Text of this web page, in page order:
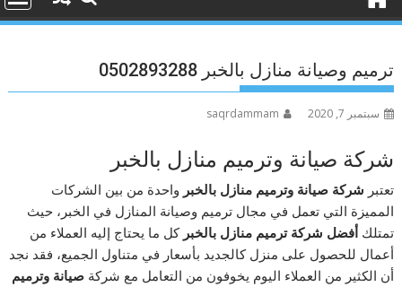
ترميم وصيانة منازل بالخبر 0502893288
سبتمبر 7, 2020 saqrdammam
شركة صيانة وترميم منازل بالخبر
تعتبر شركة صيانة وترميم منازل بالخبر واحدة من بين الشركات
المميزة التي تعمل في مجال ترميم وصيانة المنازل في الخبر، حيث
تمتلكأفضل شركة ترميم منازل بالخبركل ما يحتاج إليه العملاء من
أعمال للحصول على منزل كالجديد بأسعار في متناول الجميع، فقد نجد
أن الكثير من العملاء اليوم يخوفون من التعامل مع شركةصيانة وترميم